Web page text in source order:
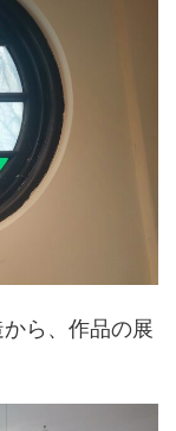
ら、作品の展